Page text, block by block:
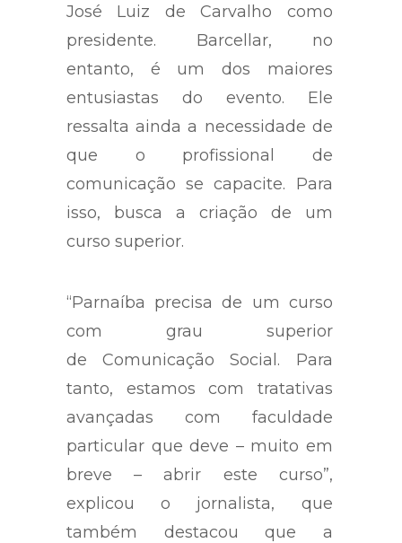
José Luiz de Carvalho como
presidente. Barcellar, no
entanto, é um dos maiores
entusiastas do evento. Ele
ressalta ainda a necessidade de
que o profissional de
comunicação se capacite. Para
isso, busca a criação de um
curso superior.
“Parnaíba precisa de um curso
com grau superior
de Comunicação Social. Para
tanto, estamos com tratativas
avançadas com faculdade
particular que deve – muito em
breve – abrir este curso”,
explicou o jornalista, que
também destacou que a